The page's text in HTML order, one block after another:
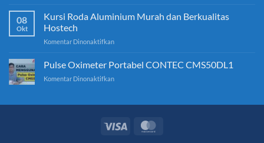
Kesehatan
dan
08
Okt
Kursi Roda Aluminium Murah dan Berkualitas
Hostech
Komentar Dinonaktifkanpada
Roda
Aluminium
Murah
Pulse Oximeter Portabel CONTEC CMS50DL1
Komentar Dinonaktifkanpada
CMS50DL1